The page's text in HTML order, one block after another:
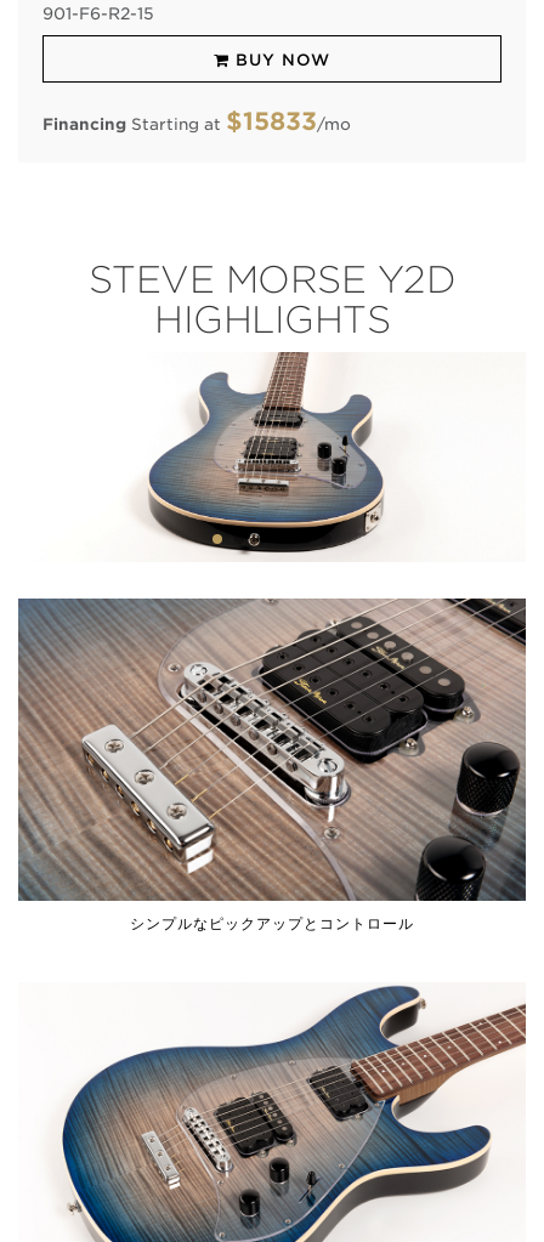
901-F6-R2-15
BUY NOW
Financing Starting at $15833/mo
STEVE MORSE Y2D
HIGHLIGHTS
シンプルなピックアップとコントロール